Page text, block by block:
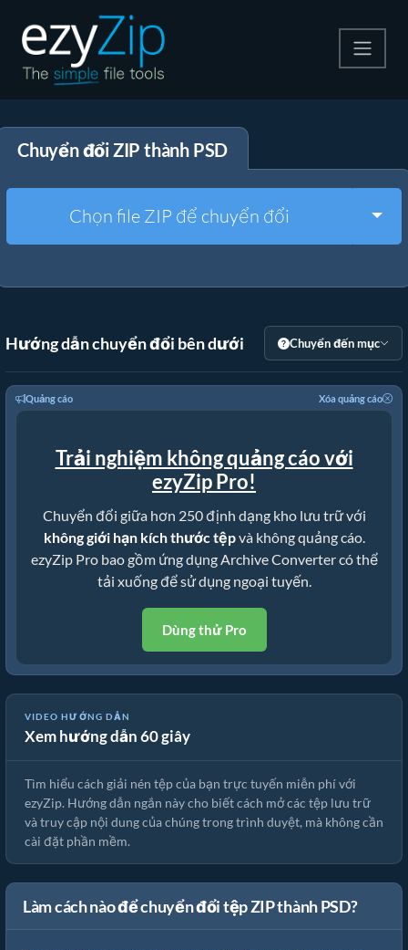
Giải nén
Công cụ khác
Chuyển đổi ZIP thành PSD
Chọn file ZIP để chuyển đổi
Hướng dẫn chuyển đổi bên dưới Chuyển đến mục
Quảng cáo Xóa quảng cáo
Trải nghiệm không quảng cáo với
ezyZip Pro!
Chuyển đổi giữa hơn 250 định dạng kho lưu trữ với
không giới hạn kích thước tệpvà không quảng cáo.
ezyZip Pro bao gồm ứng dụng Archive Converter có thể
tải xuống để sử dụng ngoại tuyến.
Dùng thử Pro
VIDEO HƯỚNG DẪN
Xem hướng dẫn 60 giây
Cách giải nén tệp trực tuyến với ezyZip (miễn phí, không cần cài
Tìm hiểu cách giải nén tệp của bạn trực tuyến miễn phí với
ezyZip. Hướng dẫn ngắn này cho biết cách mở các tệp lưu trữ
và truy cập nội dung của chúng trong trình duyệt, mà không cần
cài đặt phần mềm.
Làm cách nào để chuyển đổi tệp ZIP thành PSD?